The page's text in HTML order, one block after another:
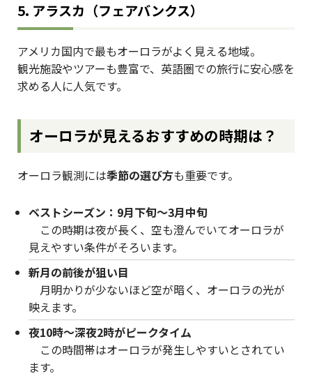
5. アラスカ（フェアバンクス）
アメリカ国内で最もオーロラがよく見える地域。
観光施設やツアーも豊富で、英語圏での旅行に安心感を
求める人に人気です。
オーロラが見えるおすすめの時期は？
オーロラ観測には季節の選び方も重要です。
ベストシーズン：9月下旬〜3月中旬
この時期は夜が長く、空も澄んでいてオーロラが
見えやすい条件がそろいます。
新月の前後が狙い目
月明かりが少ないほど空が暗く、オーロラの光が
映えます。
夜10時〜深夜2時がピークタイム
この時間帯はオーロラが発生しやすいとされてい
ます。